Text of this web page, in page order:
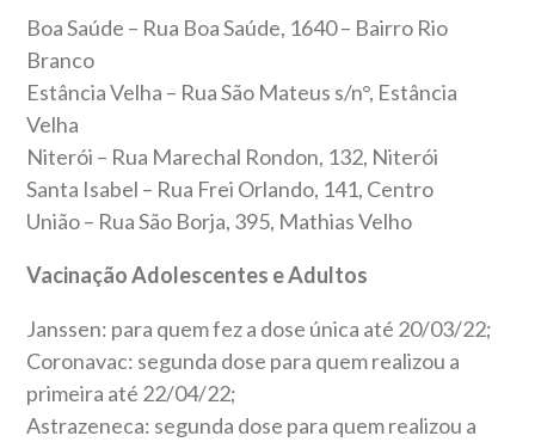
Boa Saúde – Rua Boa Saúde, 1640 – Bairro Rio
Branco
Estância Velha – Rua São Mateus s/n°, Estância
Velha
Niterói – Rua Marechal Rondon, 132, Niterói
Santa Isabel – Rua Frei Orlando, 141, Centro
União – Rua São Borja, 395, Mathias Velho
Vacinação Adolescentes e Adultos
Janssen: para quem fez a dose única até 20/03/22;
Coronavac: segunda dose para quem realizou a
primeira até 22/04/22;
Astrazeneca: segunda dose para quem realizou a